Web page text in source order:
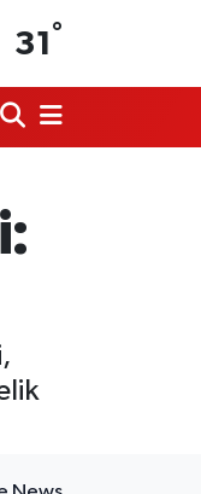
31 °